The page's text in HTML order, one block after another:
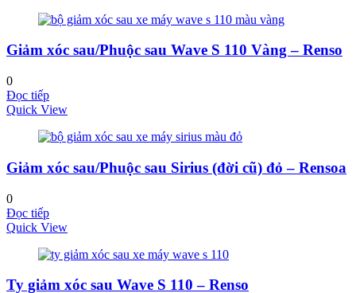
Giảm xóc sau/Phuộc sau Wave S 110 Vàng – Renso
0
Đọc tiếp
Quick View
Giảm xóc sau/Phuộc sau Sirius (đời cũ) đỏ – Rensoa
0
Đọc tiếp
Quick View
Ty giảm xóc sau Wave S 110 – Renso